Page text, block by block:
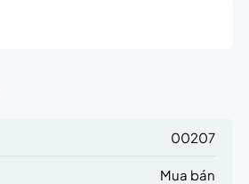
00207
Mua bán